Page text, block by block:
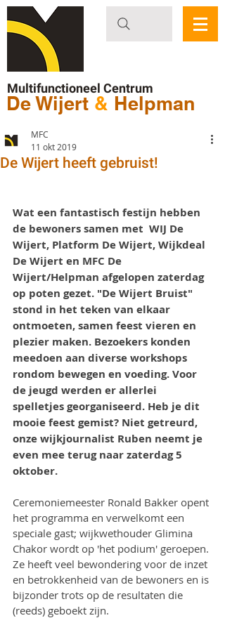
Multifunctioneel Centrum
De Wijert & Helpman
De Wijert heeft gebruist!
MFC
11 okt 2019
Wat een fantastisch festijn hebben
de bewoners samen met  WIJ De
Wijert, Platform De Wijert, Wijkdeal
De Wijert en MFC De
Wijert/Helpman afgelopen zaterdag
op poten gezet. "De Wijert Bruist"
stond in het teken van elkaar
ontmoeten, samen feest vieren en
plezier maken. Bezoekers konden
meedoen aan diverse workshops
rondom bewegen en voeding. Voor
de jeugd werden er allerlei
spelletjes georganiseerd. Heb je dit
mooie feest gemist? Niet getreurd,
onze wijkjournalist Ruben neemt je
even mee terug naar zaterdag 5
oktober.
Ceremoniemeester Ronald Bakker opent
het programma en verwelkomt een
speciale gast; wijkwethouder Glimina
Chakor wordt op 'het podium' geroepen.
Ze heeft veel bewondering voor de inzet
en betrokkenheid van de bewoners en is
bijzonder trots op de resultaten die
(reeds) geboekt zijn.